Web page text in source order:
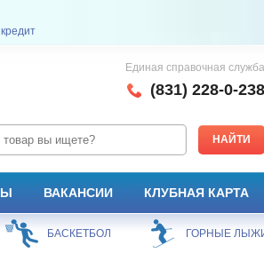
Единая справочная служба
(831) 228-0-238
ВАКАНСИИ КЛУБНАЯ КАРТА
ГОРНЫЕ ЛЫЖИ СНОУБОРД